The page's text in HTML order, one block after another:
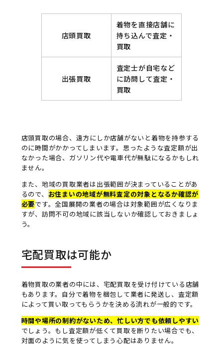
店頭買取
着物を直接店舗に
持ち込んで査定・
買取
出張買取
査定士が自宅など
に訪問して査定・
買取
店頭買取の場合、遠方にしか店舗がないと着物を持参する
のに時間がかかってしまいます。思ったような査定額が出
なかった場合、ガソリン代や電車代が無駄になるかもしれ
ません。
また、地域の買取業者は出張範囲が決まっていることがあ
るので、 お住まいの地域が無料査定の対象となるか確認が
必要です。全国展開の業者の場合は対象範囲が広くなりま
すが、訪問不可の地域に該当しないか確認しておきましょ
う。
宅配買取は可能か
着物買取の業者の中には、宅配買取を受け付けている店舗
もあります。自分で着物を梱包して業者に発送し、査定額
によって買い取ってもらうかを決める流れが一般的です。
時間や場所の制約がないため、忙しい方でも依頼しやすい
でしょう。もし査定額が低くて買取を断りたい場合でも、
対面のように気を使ってしまう心配はありません。